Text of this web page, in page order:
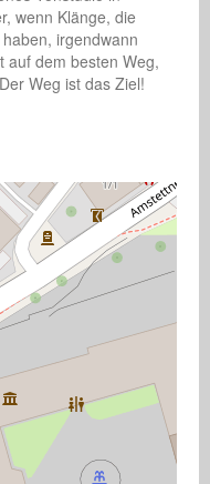
wenn Klänge, die
irgendwann
auf dem besten Weg,
Weg ist das Ziel!